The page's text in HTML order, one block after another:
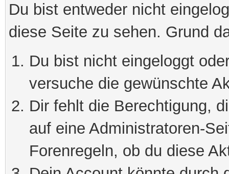
Du bist entweder nicht
diese Seite zu sehen. Grund
Du bist nicht eingeloggt
versuche die gewünschte
Dir fehlt die Berechtigung,
auf eine Administratoren-
Forenregeln, ob du diese